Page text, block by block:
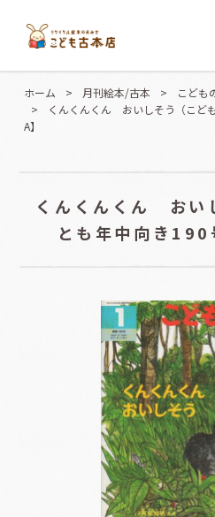
ホーム > 月刊絵本/古本 >
こども
>
くんくんくん おいしそう（こど
A】
くんくんくん おい
とも年中向き190